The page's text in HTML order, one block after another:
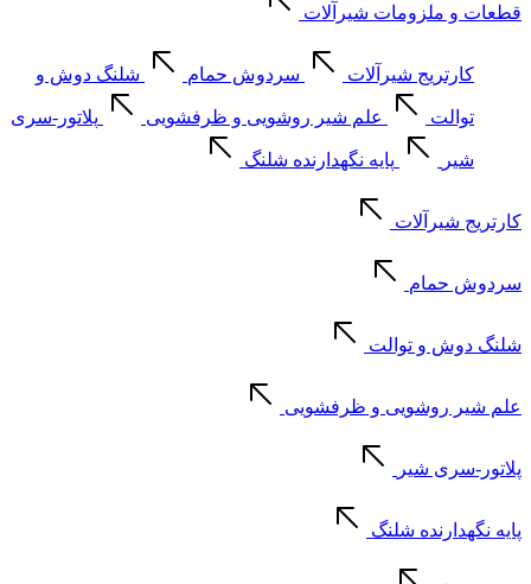
قطعات و ملزومات شیرآلات
کارتریج شیرآلات سردوش حمام شلنگ دوش و
توالت علم شیر روشویی و ظرفشویی پلاتور-سری
شیر پایه نگهدارنده شلنگ
کارتریج شیرآلات
سردوش حمام
شلنگ دوش و توالت
علم شیر روشویی و ظرفشویی
پلاتور-سری شیر
پایه نگهدارنده شلنگ